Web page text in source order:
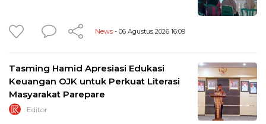
News - 06 Agustus 2026 16:09
Tasming Hamid Apresiasi Edukasi
Keuangan OJK untuk Perkuat Literasi
Masyarakat Parepare
Editor